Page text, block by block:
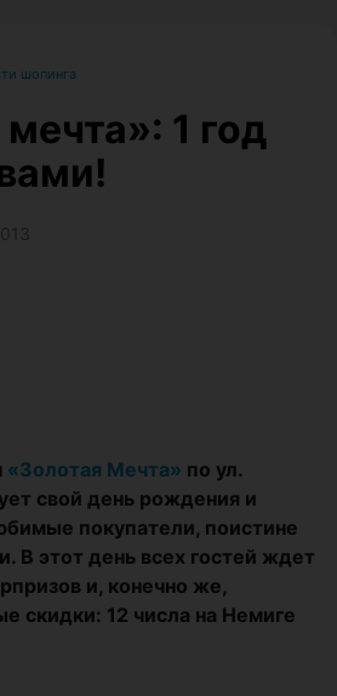
шопинга
1 год
«Золотая Мечта» по ул.
свой день рождения и
покупатели, поистине
В этот день всех гостей ждет
и, конечно же,
скидки: 12 числа на Немиге